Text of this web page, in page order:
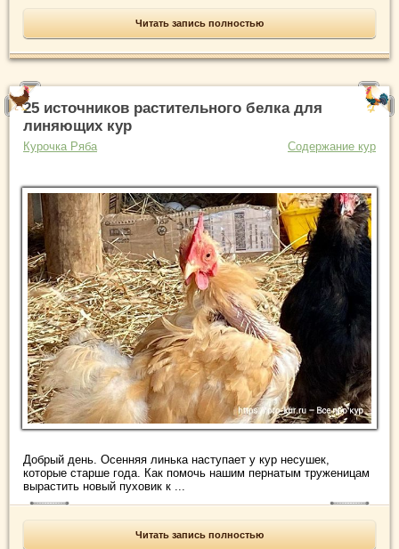
Читать запись полностью
25 источников растительного белка для
линяющих кур
Курочка Ряба Содержание кур
Добрый день. Осенняя линька наступает у кур несушек,
которые старше года. Как помочь нашим пернатым труженицам
вырастить новый пуховик к ...
Читать запись полностью